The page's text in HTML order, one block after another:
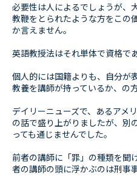
必要性は人によるでしょうが、
教鞭をとられたような方をこの
か言えません。
英語教授法はそれ単体で資格で
個人的には国籍よりも、自分が
教養を講師が持っているか、の
デイリーニューズで、あるアメ
の話で盛り上がりましたが、別
っても通じませんでした。
前者の講師に「罪」の種類を聞
者の講師の頭に浮かぶのは刑事